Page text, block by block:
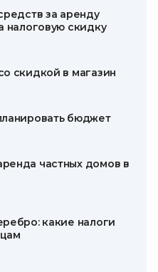
за аренду
налоговую скидку
скидкой в ​​магазин
бюджет
частных домов в
какие налоги